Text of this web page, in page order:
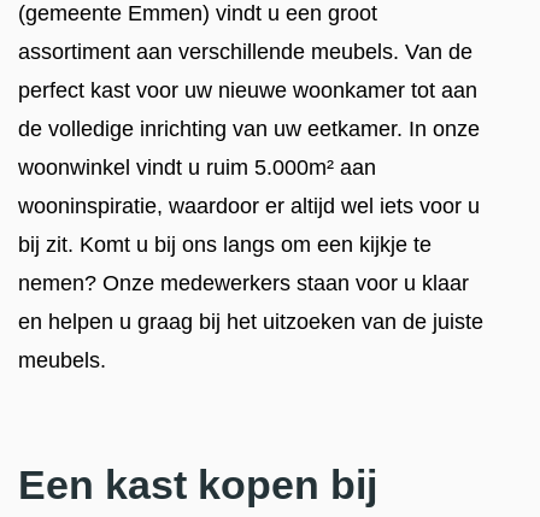
(gemeente Emmen) vindt u een groot
assortiment aan verschillende meubels. Van de
perfect kast voor uw nieuwe woonkamer tot aan
de volledige inrichting van uw eetkamer. In onze
woonwinkel vindt u ruim 5.000m² aan
wooninspiratie, waardoor er altijd wel iets voor u
bij zit. Komt u bij ons langs om een kijkje te
nemen? Onze medewerkers staan voor u klaar
en helpen u graag bij het uitzoeken van de juiste
meubels.
Een kast kopen bij